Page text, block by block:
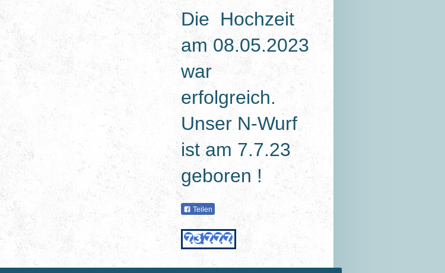
Die Hochzeit
am 08.05.2023
war
erfolgreich.
Unser N-Wurf
ist am 7.7.23
geboren !
Teilen